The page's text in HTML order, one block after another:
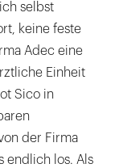
selbst
keine feste
Adec eine
Einheit
Sico in
der Firma
endlich los. Als